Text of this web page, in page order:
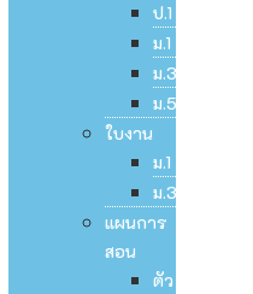
ป.1
ม.1
ม.3
ม.5
ใบงาน
ม.1
ม.3
แผนการ
สอน
ตัว